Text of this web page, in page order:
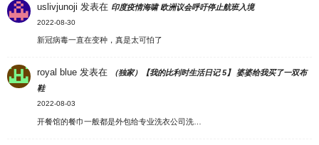
uslivjunoji 发表在 印度疫情海啸 欧洲议会呼吁停止航班入境
2022-08-30
新冠病毒一直在变种，真是太可怕了
royal blue 发表在
（独家）【我的比利时生活日记 5】 婆婆给我买了一双布
鞋
2022-08-03
开餐馆的餐巾一般都是外包给专业洗衣公司洗…